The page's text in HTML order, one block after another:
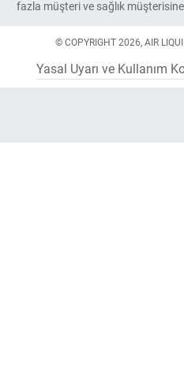
fazla müşteri ve sağlık
© COPYRIGHT 2026, AIR
Yasal Uyarı ve Kullanım